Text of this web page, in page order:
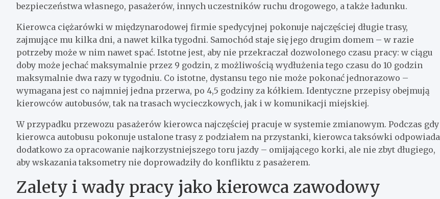
bezpieczeństwa własnego, pasażerów, innych uczestników ruchu drogowego, a także ładunku.
Kierowca ciężarówki w międzynarodowej firmie spedycyjnej pokonuje najczęściej długie trasy,
zajmujące mu kilka dni, a nawet kilka tygodni. Samochód staje się jego drugim domem – w razie
potrzeby może w nim nawet spać. Istotne jest, aby nie przekraczał dozwolonego czasu pracy: w ciągu
doby może jechać maksymalnie przez 9 godzin, z możliwością wydłużenia tego czasu do 10 godzin
maksymalnie dwa razy w tygodniu. Co istotne, dystansu tego nie może pokonać jednorazowo –
wymagana jest co najmniej jedna przerwa, po 4,5 godziny za kółkiem. Identyczne przepisy obejmują
kierowców autobusów, tak na trasach wycieczkowych, jak i w komunikacji miejskiej.
W przypadku przewozu pasażerów kierowca najczęściej pracuje w systemie zmianowym. Podczas gdy
kierowca autobusu pokonuje ustalone trasy z podziałem na przystanki, kierowca taksówki odpowiada
dodatkowo za opracowanie najkorzystniejszego toru jazdy – omijającego korki, ale nie zbyt długiego,
aby wskazania taksometry nie doprowadziły do konfliktu z pasażerem.
Zalety i wady pracy jako kierowca zawodowy